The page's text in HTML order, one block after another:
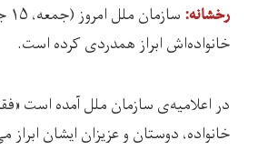
رخشانه: سازمان ملل امروز (جمعه، ۱۵ جوزا)‌ با نشر پستی در
خانواده‌اش ابراز همدردی کرده است.
در اعلامیه‌ی سازمان ملل آمده است
خانواده، دوستان و عزیزان ایشان ابراز